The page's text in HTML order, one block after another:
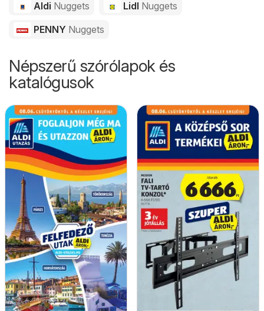
Aldi Nuggets Lidl Nuggets
PENNY Nuggets
Népszerű szórólapok és
katalógusok